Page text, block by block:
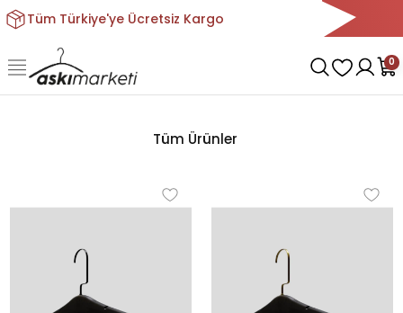
Tüm Türkiye'ye Ücretsiz Kargo
0
Tüm Ürünler